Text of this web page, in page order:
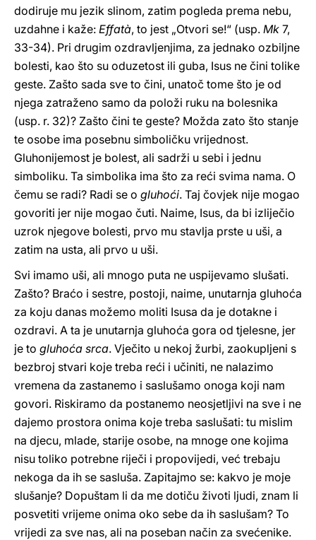
dodiruje mu jezik slinom, zatim pogleda prema nebu,
uzdahne i kaže: Effatà, to jest „Otvori se!“ (usp. Mk 7,
33-34). Pri drugim ozdravljenjima, za jednako ozbiljne
bolesti, kao što su oduzetost ili guba, Isus ne čini tolike
geste. Zašto sada sve to čini, unatoč tome što je od
njega zatraženo samo da položi ruku na bolesnika
(usp. r. 32)? Zašto čini te geste? Možda zato što stanje
te osobe ima posebnu simboličku vrijednost.
Gluhonijemost je bolest, ali sadrži u sebi i jednu
simboliku. Ta simbolika ima što za reći svima nama. O
čemu se radi? Radi se o gluhoći. Taj čovjek nije mogao
govoriti jer nije mogao čuti. Naime, Isus, da bi izliječio
uzrok njegove bolesti, prvo mu stavlja prste u uši, a
zatim na usta, ali prvo u uši.
Svi imamo uši, ali mnogo puta ne uspijevamo slušati.
Zašto? Braćo i sestre, postoji, naime, unutarnja gluhoća
za koju danas možemo moliti Isusa da je dotakne i
ozdravi. A ta je unutarnja gluhoća gora od tjelesne, jer
je to gluhoća srca. Vječito u nekoj žurbi, zaokupljeni s
bezbroj stvari koje treba reći i učiniti, ne nalazimo
vremena da zastanemo i saslušamo onoga koji nam
govori. Riskiramo da postanemo neosjetljivi na sve i ne
dajemo prostora onima koje treba saslušati: tu mislim
na djecu, mlade, starije osobe, na mnoge one kojima
nisu toliko potrebne riječi i propovijedi, već trebaju
nekoga da ih se sasluša. Zapitajmo se: kakvo je moje
slušanje? Dopuštam li da me dotiču životi ljudi, znam li
posvetiti vrijeme onima oko sebe da ih saslušam? To
vrijedi za sve nas, ali na poseban način za svećenike.